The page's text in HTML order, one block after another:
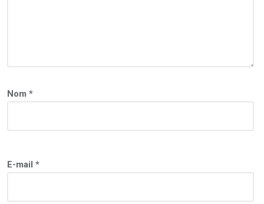
Nom *
E-mail *